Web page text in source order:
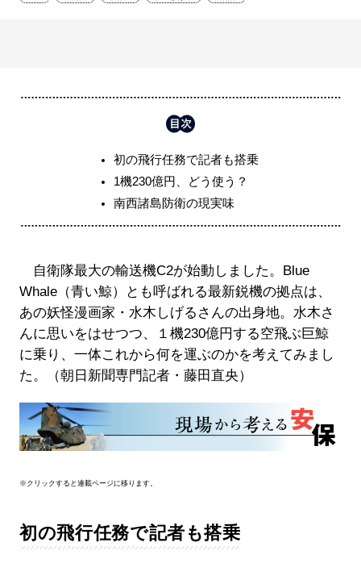
初の飛行任務で記者も搭乗
1機230億円、どう使う？
南西諸島防衛の現実味
自衛隊最大の輸送機C2が始動しました。Blue
Whale（青い鯨）とも呼ばれる最新鋭機の拠点は、
あの妖怪漫画家・水木しげるさんの出身地。水木さ
んに思いをはせつつ、１機230億円する空飛ぶ巨鯨
に乗り、一体これから何を運ぶのかを考えてみまし
た。（朝日新聞専門記者・藤田直央）
※クリックすると連載ページに移ります。
初の飛行任務で記者も搭乗